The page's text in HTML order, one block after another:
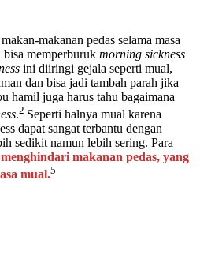
makanan pedas selama masa
memperburuk morning sickness
ini diiringi gejala seperti mual,
dan bisa jadi tambah parah jika
hamil juga harus tahu bagaimana
.2 Seperti halnya mual karena
dapat sangat terbantu dengan
sedikit namun lebih sering. Para
menghindari makanan pedas, yang
mual.5